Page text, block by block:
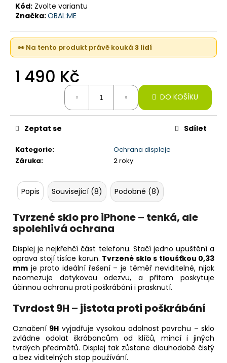
Kód: Zvolte variantu
Značka:OBAL:ME
👀 Na tento produkt právě kouká 3 lidí
1 490 Kč
DO KOŠÍKU
Kategorie:
Ochrana displeje
Záruka: 2 roky
Zeptat se Sdílet
Popis Související (8) Podobné (8)
Tvrzené sklo pro iPhone – tenká, ale
spolehlivá ochrana
Displej je nejkřehčí část telefonu. Stačí jedno upuštění a
oprava stojí tisíce korun. Tvrzené sklo s tloušťkou 0,33
mm je proto ideální řešení – je téměř neviditelné, nijak
neomezuje dotykovou odezvu, a přitom poskytuje
účinnou ochranu proti poškrábání i prasknutí.
Tvrdost 9H – jistota proti poškrábání
Označení 9H vyjadřuje vysokou odolnost povrchu – sklo
zvládne odolat škrábancům od klíčů, mincí i jiných
tvrdých předmětů. Displej tak zůstane dlouhodobě čistý
a bez viditelných stop používání.
p
o
r
u
č
QUANTUM
ZESÍLENÉ
ROHY
PRO
IPHONE
Kč